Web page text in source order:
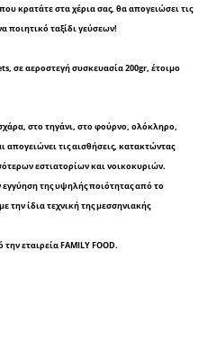
κρατάτε στα χέρια σας, θα απογειώσει τις
ποιητικό ταξίδι γεύσεων!
σε αεροστεγή συσκευασία 200gr, έτοιμο
στο τηγάνι, στο φούρνο, ολόκληρο,
τις αισθήσεις, κατακτώντας
εστιατορίων και νοικοκυριών.
της υψηλής ποιότητας από το
την ίδια τεχνική της μεσσηνιακής
εταιρεία FAMILY FOOD.